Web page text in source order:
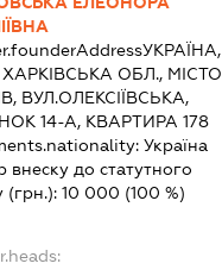
УКРАЇНА,
ХАРКІВСЬКА ОБЛ., МІСТО
ВУЛ.ОЛЕКСІЇВСЬКА,
14-А, КВАРТИРА 178
Україна
внеску до статутного
(грн.):10 000 (100 %)